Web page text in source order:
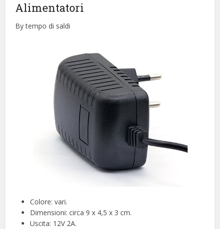
Alimentatori
By tempo di saldi
Colore: vari.
Dimensioni: circa 9 x 4,5 x 3 cm.
Uscita: 12V 2A.